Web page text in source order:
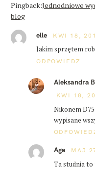
Pingback:Jednodniowe
blog
elle KWI 18,
Jakim sprzętem
ODPOWIEDZ
Aleksandra
KWI 18,
Nikonem
wypisane
Aga MAJ
Ta studnia to